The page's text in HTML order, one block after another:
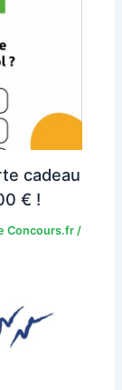
cadeau
€ !
Concours.fr/